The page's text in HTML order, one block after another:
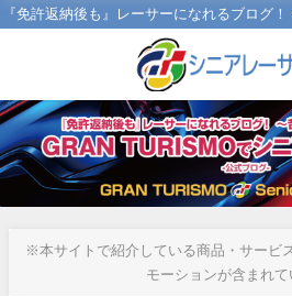
『免許返納後も』レーサーになれるブログ
※本サイトで紹介している商品・サービ
モーションが含まれて